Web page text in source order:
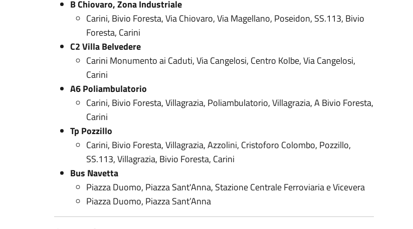
B Chiovaro, Zona Industriale
Carini, Bivio Foresta, Via Chiovaro, Via Magellano, Poseidon, SS.113, Bivio
Foresta, Carini
C2 Villa Belvedere
Carini Monumento ai Caduti, Via Cangelosi, Centro Kolbe, Via Cangelosi,
Carini
A6 Poliambulatorio
Carini, Bivio Foresta, Villagrazia, Poliambulatorio, Villagrazia, A Bivio Foresta,
Carini
Tp Pozzillo
Carini, Bivio Foresta, Villagrazia, Azzolini, Cristoforo Colombo, Pozzillo,
SS.113, Villagrazia, Bivio Foresta, Carini
Bus Navetta
Piazza Duomo, Piazza Sant'Anna, Stazione Centrale Ferroviaria e Vicevera
Piazza Duomo, Piazza Sant’Anna